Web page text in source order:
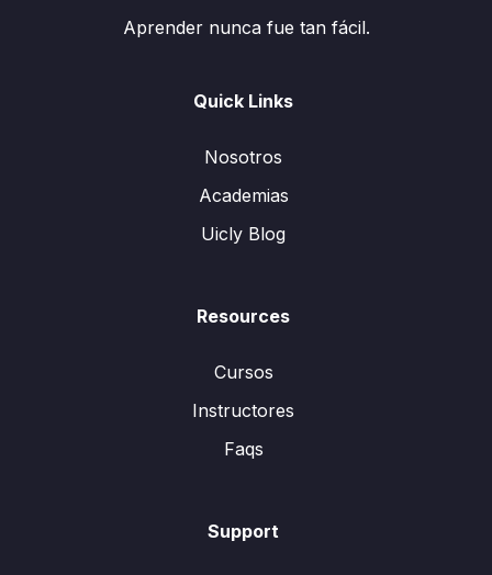
Aprender nunca fue tan fácil.
Quick Links
Nosotros
Academias
Uicly Blog
Resources
Cursos
Instructores
Faqs
Support